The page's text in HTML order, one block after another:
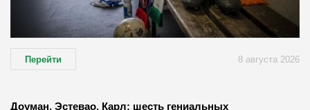
Перейти 8 августа 2026
Доуман, Эстевао, Карл: шесть гениальных